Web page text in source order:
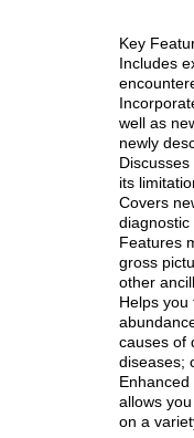
Key
Includes
well as
newly
its
Covers
Features
gross
other
Helps
causes of
diseases;
allows
on a